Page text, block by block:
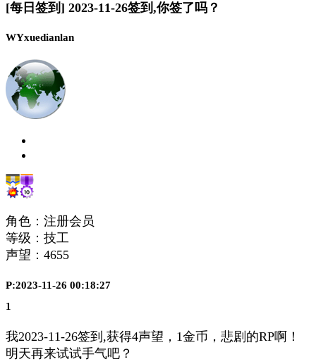
[每日签到] 2023-11-26签到,你签了吗？
WYxuedianlan
角色：注册会员
等级：技工
声望： 4655
P:2023-11-26 00:18:27
1
我2023-11-26签到,获得4声望，1金币，悲剧的RP啊！
明天再来试试手气吧？